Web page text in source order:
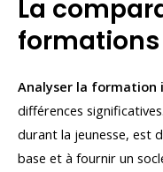
La
formations
Analyser la
différences
durant la jeunesse, est
base et à fournir un